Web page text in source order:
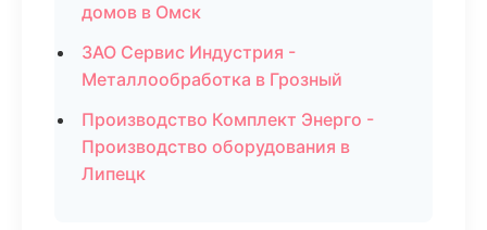
домов в Омск
ЗАО Сервис Индустрия -
Металлообработка в Грозный
Производство Комплект Энерго -
Производство оборудования в
Липецк